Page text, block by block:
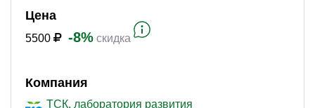
Цена
5500 -8% скидка
Компания
ТСК, лаборатория развития